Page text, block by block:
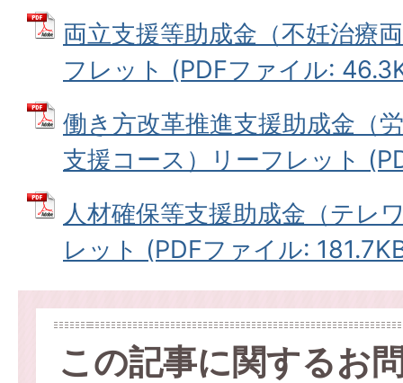
両立支援等助成金（不妊治療
フレット (PDFファイル:
働き方改革推進支援助成金（
支援コース）リーフレット
人材確保等支援助成金（テレ
レット (PDFファイル:
この記事に関するお